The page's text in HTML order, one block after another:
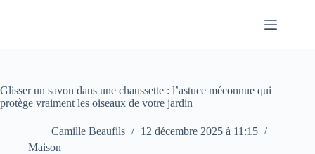
Glisser un savon dans une chaussette : l’astuce méconnue qui
protège vraiment les oiseaux de votre jardin
Camille Beaufils
12 décembre 2025 à 11:15
Maison